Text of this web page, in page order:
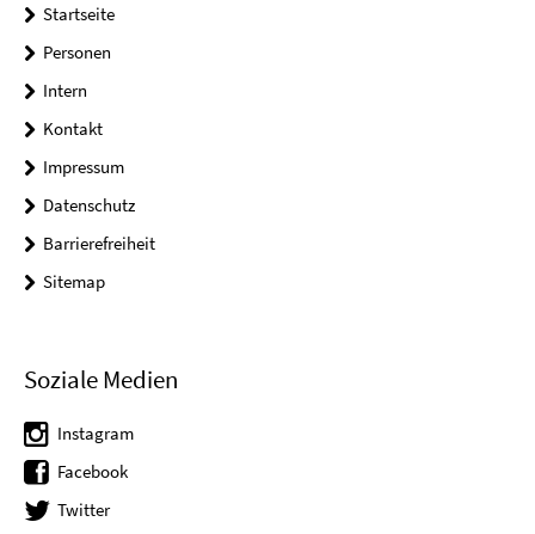
Startseite
Personen
Intern
Kontakt
Impressum
Datenschutz
Barrierefreiheit
Sitemap
Soziale Medien
Instagram
Facebook
Twitter